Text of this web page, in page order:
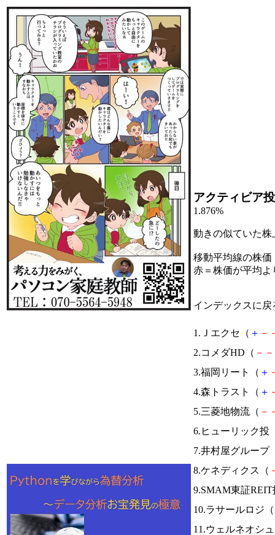
アクティビア
1.876%
動きの似ていた
移動平均線の株価
赤＝株価が平均
インデックスに戻
1.Ｊエクセ（ ＋ －
2.コメダHD（ － －
3.福岡リート（ ＋
4.森トラスト（ ＋
5.三菱地物流（ －
6.ヒューリック投
7.井村屋グループ
8.ケネディクス（
9.SMAM東証REIT
10.ラサールロジ（
11.ウェルネオシ